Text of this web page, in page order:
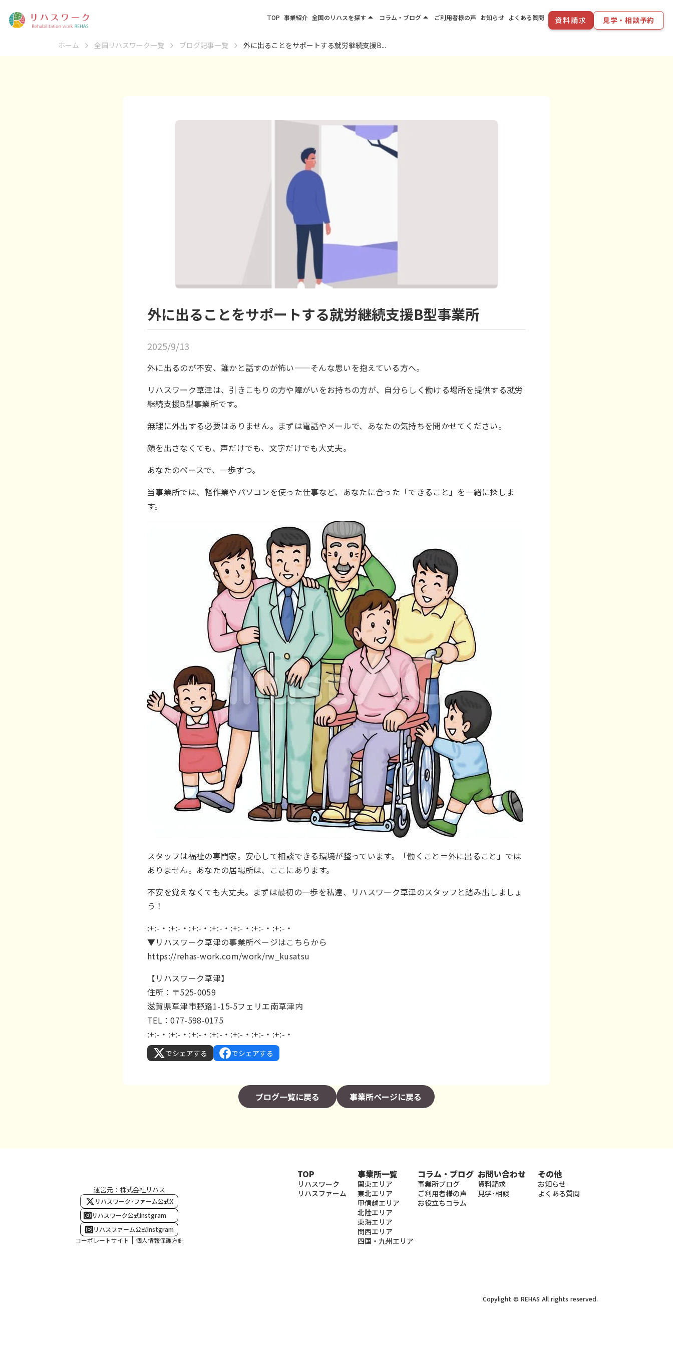
ホーム 全国リハスワーク一覧 ブログ記事一覧 外に出ることをサポートする就労継続支援B...
外に出ることをサポートする就労継続支援B型事業所
2025/9/13
外に出るのが不安、誰かと話すのが怖い——そんな思いを抱えている方へ。
リハスワーク草津は、引きこもりの方や障がいをお持ちの方が、自分らしく働ける場所を提供する就労
継続支援B型事業所です。
無理に外出する必要はありません。まずは電話やメールで、あなたの気持ちを聞かせてください。
顔を出さなくても、声だけでも、文字だけでも大丈夫。
あなたのペースで、一歩ずつ。
当事業所では、軽作業やパソコンを使った仕事など、あなたに合った「できること」を一緒に探しま
す。
スタッフは福祉の専門家。安心して相談できる環境が整っています。「働くこと＝外に出ること」では
ありません。あなたの居場所は、ここにあります。
不安を覚えなくても大丈夫。まずは最初の一歩を私達、リハスワーク草津のスタッフと踏み出しましょ
う！
:+:-・:+:-・:+:-・:+:-・:+:-・:+:-・:+:-・
▼リハスワーク草津の事業所ページはこちらから
https://rehas-work.com/work/rw_kusatsu
【リハスワーク草津】
住所：〒525-0059
滋賀県草津市野路1-15-5フェリエ南草津内
TEL：077-598-0175
:+:-・:+:-・:+:-・:+:-・:+:-・:+:-・:+:-・
でシェアする でシェアする
ブログ一覧に戻る 事業所ページに戻る
TOP 事業紹介 全国のリハスを探すarrow_drop_up
東北エリア
四国・九州エリア
コラム・ブログarrow_drop_up
事業所ブログ
ご利用者様の声 お知らせ よくある質問 資料請求 見学・相談予約
運営元：株式会社リハス
リハスワーク･ファーム公式X
リハスワーク公式Instgram
リハスファーム公式Instgram
コーポレートサイト
個人情報保護方針
TOP
リハスワーク
リハスファーム
事業所一覧
関東エリア
東北エリア
甲信越エリア
北陸エリア
東海エリア
関西エリア
四国・九州エリア
コラム・ブログ
事業所ブログ
ご利用者様の声
お役立ちコラム
お問い合わせ
資料請求
見学･相談
その他
お知らせ
よくある質問
Copylight © REHAS All rights reserved.